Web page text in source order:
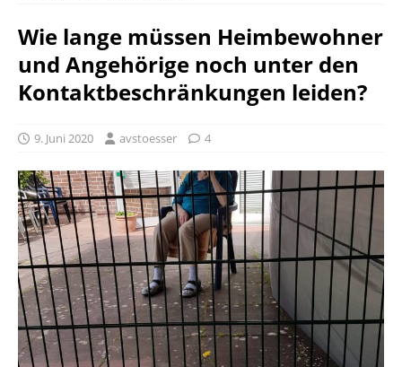
Wie lange müssen Heimbewohner
und Angehörige noch unter den
Kontaktbeschränkungen leiden?
9. Juni 2020 avstoesser 4